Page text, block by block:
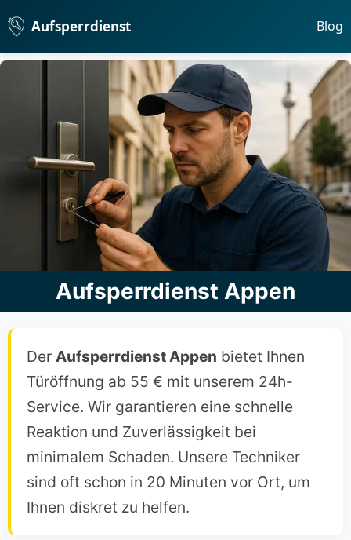
Aufsperrdienst Blog
Aufsperrdienst Appen
Der Aufsperrdienst Appen bietet Ihnen
Türöffnung ab 55 € mit unserem 24h-
Service. Wir garantieren eine schnelle
Reaktion und Zuverlässigkeit bei
minimalem Schaden. Unsere Techniker
sind oft schon in 20 Minuten vor Ort, um
Ihnen diskret zu helfen.